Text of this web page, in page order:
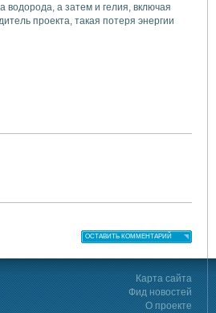
а затем и гелия, включая
проекта, такая потеря энергии
ОСТАВИТЬ КОММЕНТАРИЙ
Карта сайта
Фид новостей
О проекте